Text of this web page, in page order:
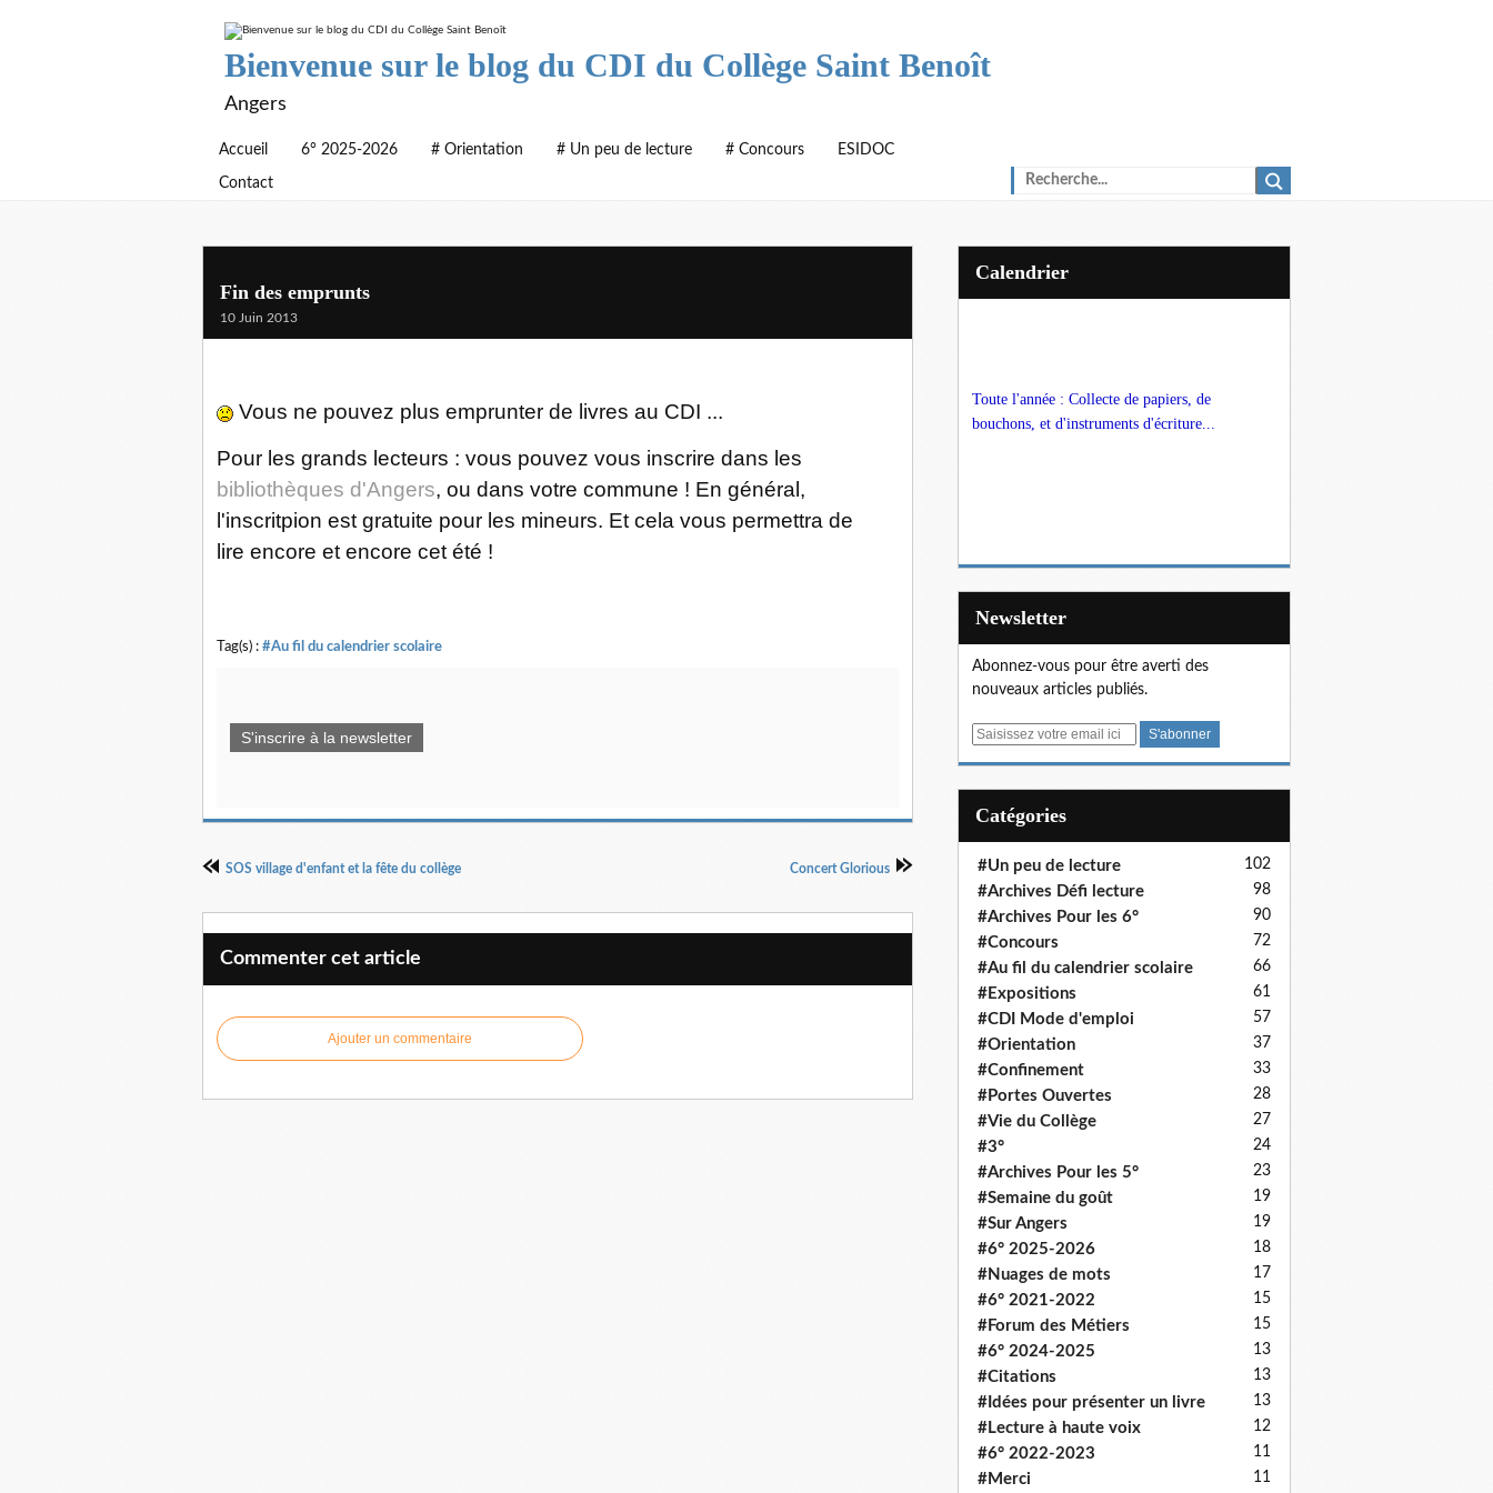
Bienvenue sur le blog du CDI du Collège Saint Benoît
Angers
Accueil 6° 2025-2026 # Orientation # Un peu de lecture # Concours ESIDOC
Contact
Fin des emprunts
10 Juin 2013
Vous ne pouvez plus emprunter de livres au CDI ...
Pour les grands lecteurs : vous pouvez vous inscrire dans les
bibliothèques d'Angers, ou dans votre commune ! En général,
l'inscritpion est gratuite pour les mineurs. Et cela vous permettra de
lire encore et encore cet été !
Tag(s) : #Au fil du calendrier scolaire
S'inscrire à la newsletter
SOS village d'enfant et la fête du collège Concert Glorious
Commenter cet article
Ajouter un commentaire
Calendrier
Toute l'année : Collecte de papiers, de
bouchons, et d'instruments d'écriture...
Newsletter
Abonnez-vous pour être averti des
nouveaux articles publiés.
E
Catégories
#Un peu de lecture 102
#Archives Défi lecture 98
#Archives Pour les 6° 90
#Concours 72
#Au fil du calendrier scolaire 66
#Expositions 61
#CDI Mode d'emploi 57
#Orientation 37
#Confinement 33
#Portes Ouvertes 28
#Vie du Collège 27
#3° 24
#Archives Pour les 5° 23
#Semaine du goût 19
#Sur Angers 19
#6° 2025-2026 18
#Nuages de mots 17
#6° 2021-2022 15
#Forum des Métiers 15
#6° 2024-2025 13
#Citations 13
#Idées pour présenter un livre 13
#Lecture à haute voix 12
#6° 2022-2023 11
#Merci 11